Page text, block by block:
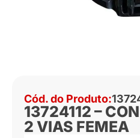
Cód. do Produto:
13724112 –
2 VIAS FEMEA